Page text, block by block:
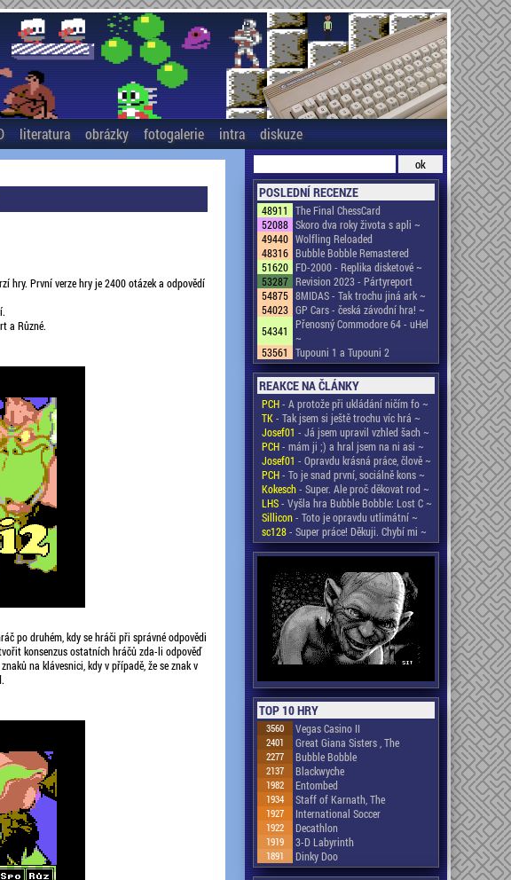
literatura obrázky fotogalerie intra diskuze
hry. První verze hry je 2400 otázek a odpovědí
a Různé.
po druhém, kdy se hráči při správné odpovědi
konsenzus ostatních hráčů zda-li odpověď
na klávesnici, kdy v případě, že se znak v
POSLEDNÍ RECENZE
48911
The Final ChessCard
52088 Skoro dva roky života s apli ~
49440 Wolfling Reloaded
48316 Bubble Bobble Remastered
51620 FD-2000 - Replika disketové ~
53287 Revision 2023 - Pártyreport
54875 8MIDAS - Tak trochu jiná ark ~
54023 GP Cars - česká závodní hra! ~
54341
Přenosný Commodore 64 - uHel
~
53561
Tupouni 1 a Tupouni 2
REAKCE NA ČLÁNKY
PCH- A protože při ukládání ničím fo ~
TK- Tak jsem si ještě trochu víc hrá ~
Josef01 - Já jsem upravil vzhled šach ~
PCH- mám ji ;) a hral jsem na ni asi ~
Josef01 - Opravdu krásná práce, člově ~
PCH- To je snad první, sociálně kons ~
Kokesch- Super. Ale proč děkovat rod ~
LHS- Vyšla hra Bubble Bobble: Lost C ~
Sillicon- Toto je opravdu utlimátní ~
sc128- Super práce! Děkuji. Chybí mi ~
TOP 10 HRY
3560 Vegas Casino II
2401 Great Giana Sisters , The
2277 Bubble Bobble
2137 Blackwyche
1982 Entombed
1934 Staff of Karnath, The
1927 International Soccer
1922 Decathlon
1919 3-D Labyrinth
1891 Dinky Doo